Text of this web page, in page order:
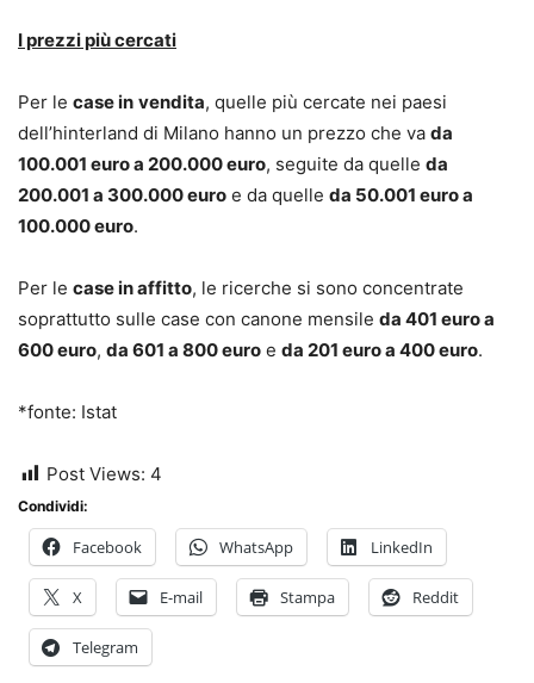
I prezzi più cercati
Per le case in vendita, quelle più cercate nei paesi
dell’hinterland di Milano hanno un prezzo che va da
100.001 euro a 200.000 euro, seguite da quelle da
200.001 a 300.000 euro e da quelle da 50.001 euro a
100.000 euro.
Per le case in affitto, le ricerche si sono concentrate
soprattutto sulle case con canone mensile da 401 euro a
600 euro, da 601 a 800 euro e da 201 euro a 400 euro.
*fonte: Istat
Post Views: 4
Condividi:
Facebook WhatsApp LinkedIn
X E-mail Stampa Reddit
Telegram